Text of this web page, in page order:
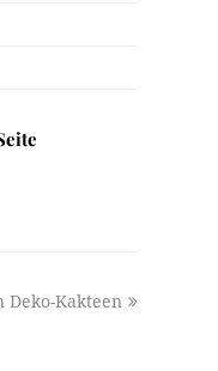
Deko-Kakteen